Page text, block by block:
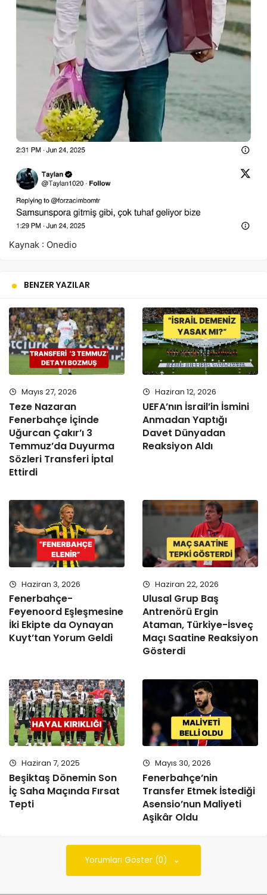
Kaynak : Onedio
BENZER YAZILAR
Mayıs 27, 2026
Teze Nazaran
Fenerbahçe İçinde
Uğurcan Çakır’ı 3
Temmuz’da Duyurma
Sözleri Transferi İptal
Ettirdi
Haziran 12, 2026
UEFA’nın İsrail’in İsmini
Anmadan Yaptığı
Davet Dünyadan
Reaksiyon Aldı
Haziran 3, 2026
Fenerbahçe-
Feyenoord Eşleşmesine
İki Ekipte da Oynayan
Kuyt’tan Yorum Geldi
Haziran 22, 2026
Ulusal Grup Baş
Antrenörü Ergin
Ataman, Türkiye-İsveç
Maçı Saatine Reaksiyon
Gösterdi
Haziran 7, 2025
Beşiktaş Dönemin Son
İç Saha Maçında Fırsat
Tepti
Mayıs 30, 2026
Fenerbahçe’nin
Transfer Etmek İstediği
Asensio’nun Maliyeti
Aşikâr Oldu
Yorumları Göster (0)